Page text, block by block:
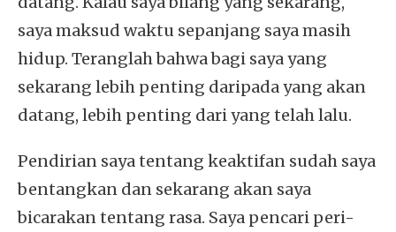
saya maksud waktu sepanjang saya masih
hidup. Teranglah bahwa bagi saya yang
sekarang lebih penting daripada yang akan
datang, lebih penting dari yang telah lalu.
Pendirian saya tentang keaktifan sudah saya
bentangkan dan sekarang akan saya
bicarakan tentang rasa. Saya pencari peri-